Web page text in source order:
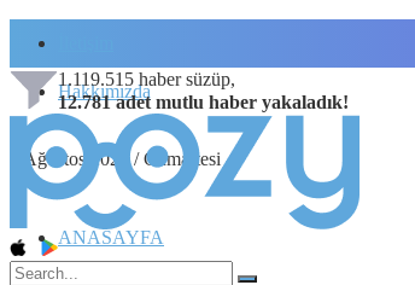
Hakkımızda
8 Ağustos 2026 / Cumartesi
1.119.515 haber süzüp,
12.781 adet mutlu haber yakaladık!
ANASAYFA